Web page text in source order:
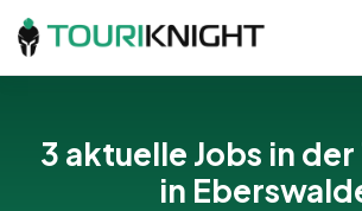
3 aktuelle Jobs in
in